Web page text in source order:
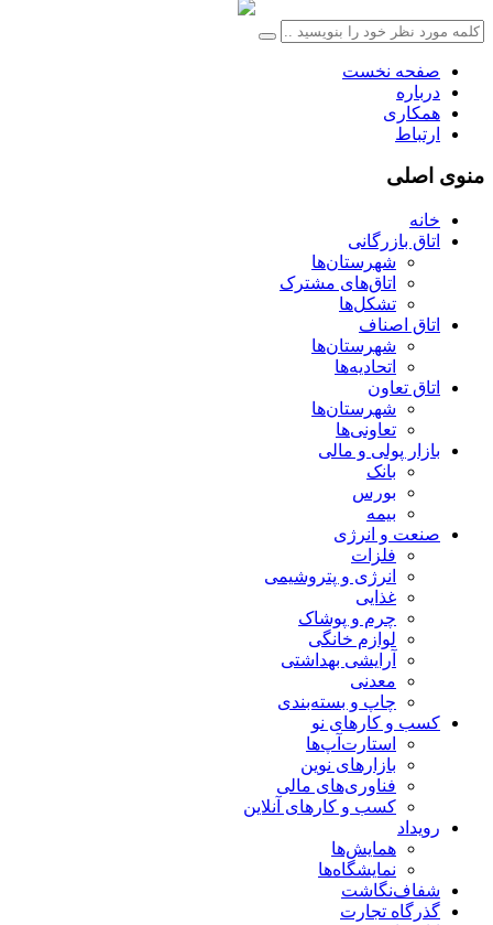
صفحه نخست
درباره
همکاری
ارتباط
منوی اصلی
خانه
اتاق بازرگانی
شهرستان‌ها
اتاق‌های مشترک
تشکل‌ها
اتاق اصناف
شهرستان‌ها
اتحادیه‌ها
اتاق تعاون
شهرستان‌ها
تعاونی‌ها
بازار پولی و مالی
بانک
بورس
بیمه
صنعت و انرژی
فلزات
انرژی و پتروشیمی
غذایی
چرم و پوشاک
لوازم خانگی
آرایشی بهداشتی
معدنی
چاپ و بسته‌بندی
کسب و کارهای نو
استارت‌آپ‌ها
بازارهای نوین
فناوری‌های مالی
کسب و کارهای آنلاین
رویداد
همایش‌ها
نمایشگاه‌ها
شفاف‌نگاشت
گذرگاه تجارت